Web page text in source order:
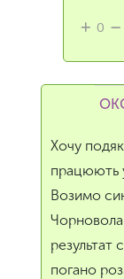
0
Хочу
працюють
Возимо
Чорновола
результат
погано